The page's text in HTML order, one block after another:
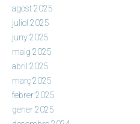
agost 2025
juliol 2025
juny 2025
maig 2025
abril 2025
març 2025
febrer 2025
gener 2025